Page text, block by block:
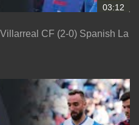
03:12
CF (2-0) Spanish La